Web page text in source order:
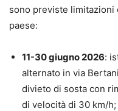
sono previste
paese:
11-30 giugno 2026:
alternato in via
divieto di sosta con
di velocità di 30 km/h;